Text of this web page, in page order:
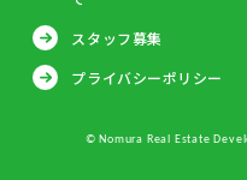
スタッフ募集
プライバシーポリシー
© Nomura Real Estate